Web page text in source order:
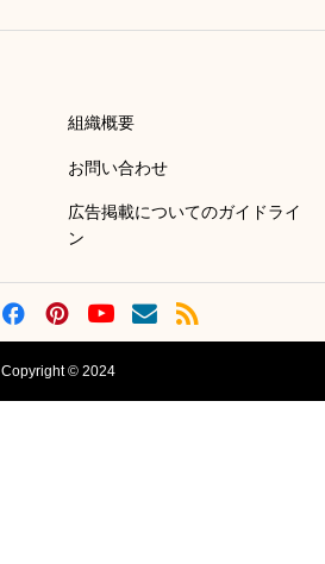
組織概要
お問い合わせ
広告掲載についてのガイドライ
ン
Copyright © 2024